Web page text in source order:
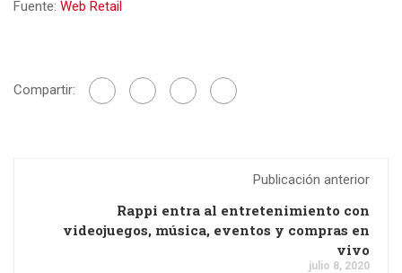
Fuente: Web Retail
Compartir:
Publicación anterior
Rappi entra al entretenimiento con
videojuegos, música, eventos y compras en
vivo
julio 8, 2020